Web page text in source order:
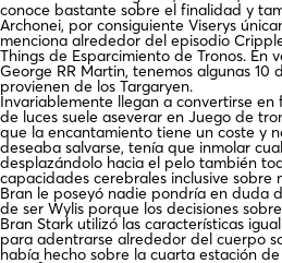
conoce bastante sobre el finalidad y
Archonei, por consiguiente Viserys
menciona alrededor del episodio
Things de Esparcimiento de Tronos. En
George RR Martin, tenemos algunas 10
provienen de los Targaryen.
Invariablemente llegan a convertirse en
de luces suele aseverar en Juego de
que la encantamiento tiene un coste y
deseaba salvarse, tenía que inmolar
desplazándolo hacia el pelo también
capacidades cerebrales inclusive sobre
Bran le poseyó nadie pondrí­a en duda
de ser Wylis porque los decisiones
Bran Stark utilizó las características
para adentrarse alrededor del cuerpo
había hecho sobre la cuarta estación